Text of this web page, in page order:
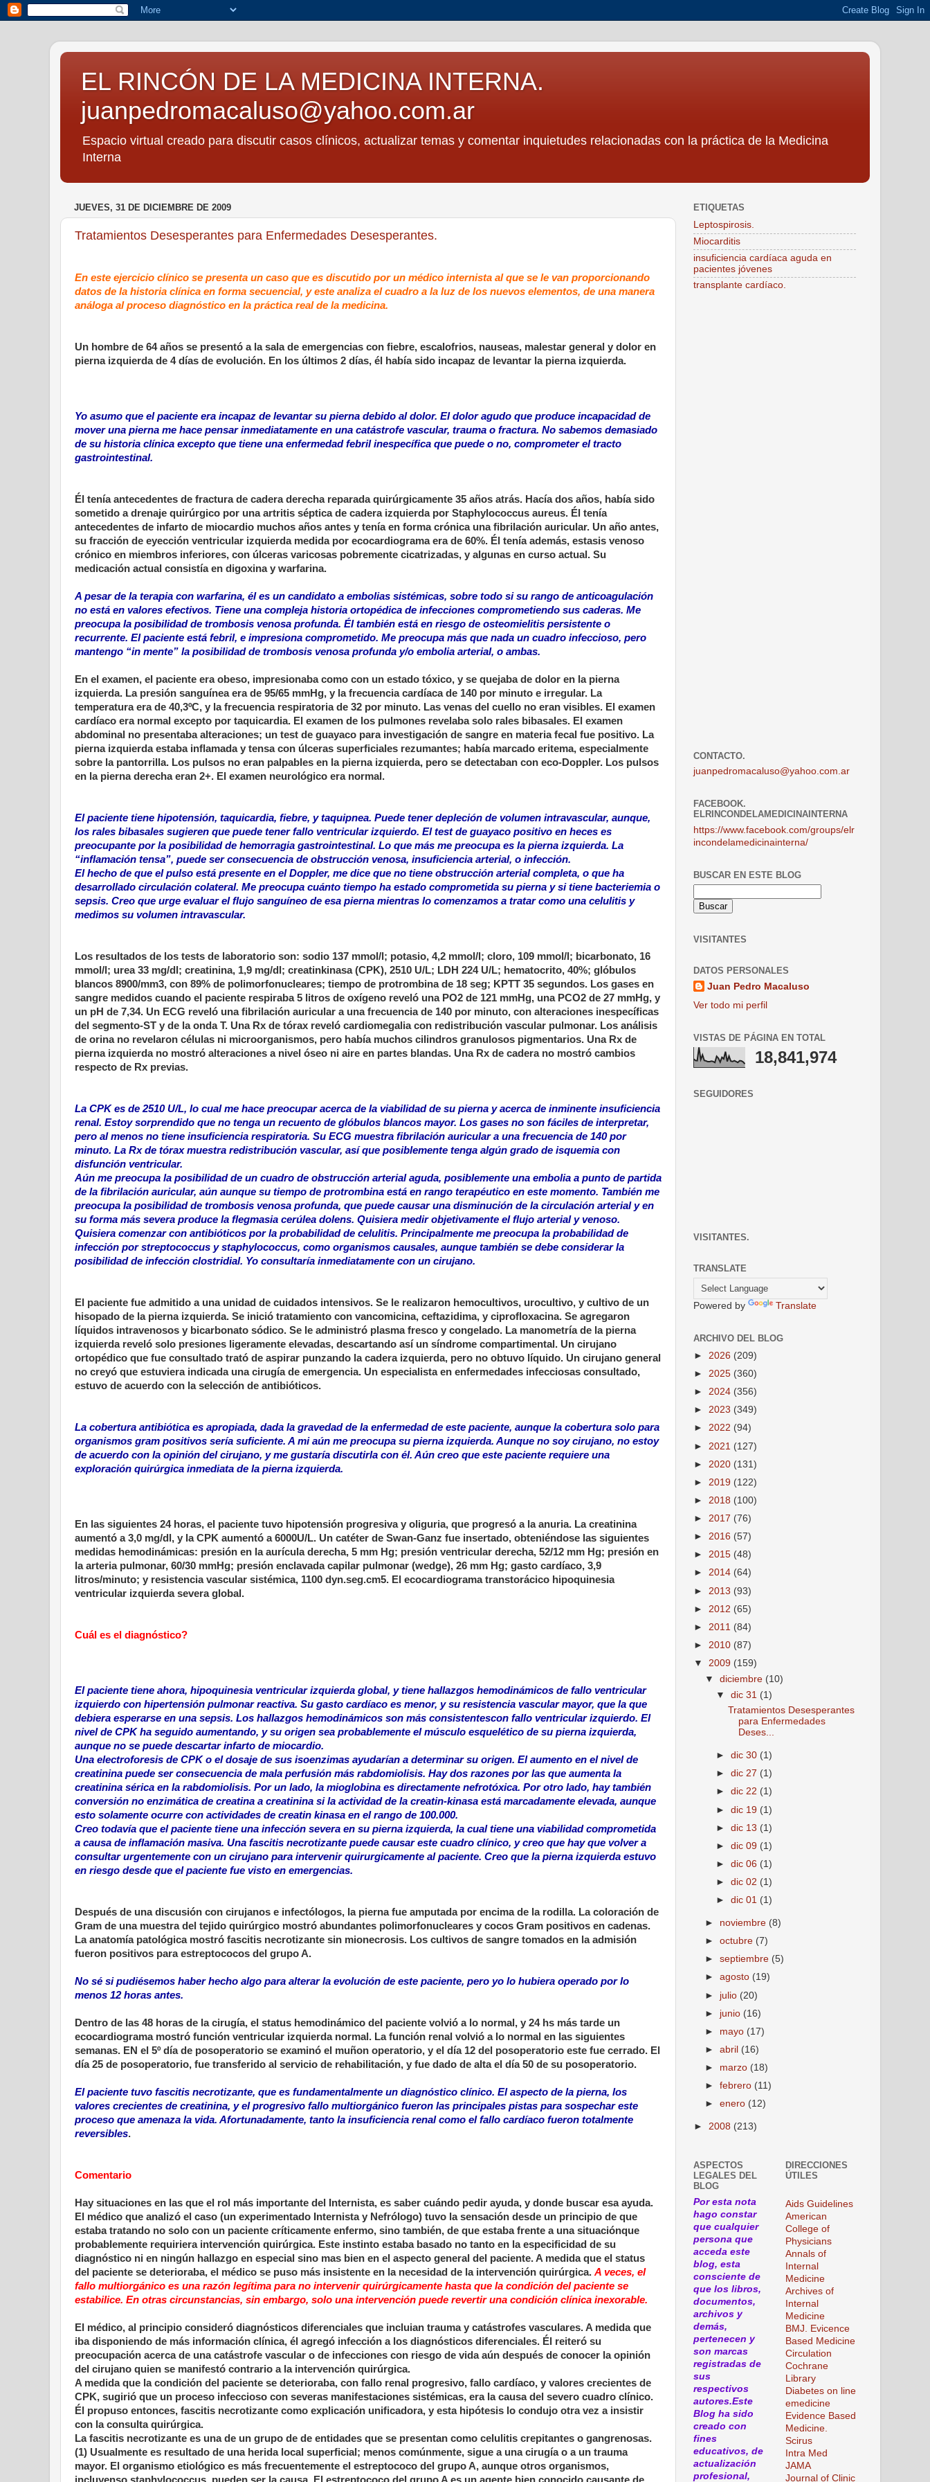
EL RINCÓN DE LA MEDICINA INTERNA.
juanpedromacaluso@yahoo.com.ar
Espacio virtual creado para discutir casos clínicos, actualizar temas y comentar inquietudes relacionadas con la práctica de la Medicina
Interna
JUEVES, 31 DE DICIEMBRE DE 2009
Tratamientos Desesperantes para Enfermedades Desesperantes.
En este ejercicio clínico se presenta un caso que es discutido por un médico internista al que se le van proporcionando
datos de la historia clínica en forma secuencial, y este analiza el cuadro a la luz de los nuevos elementos, de una manera
análoga al proceso diagnóstico en la práctica real de la medicina.
Un hombre de 64 años se presentó a la sala de emergencias con fiebre, escalofrios, nauseas, malestar general y dolor en
pierna izquierda de 4 días de evolución. En los últimos 2 días, él había sido incapaz de levantar la pierna izquierda.
Yo asumo que el paciente era incapaz de levantar su pierna debido al dolor. El dolor agudo que produce incapacidad de
mover una pierna me hace pensar inmediatamente en una catástrofe vascular, trauma o fractura. No sabemos demasiado
de su historia clínica excepto que tiene una enfermedad febril inespecífica que puede o no, comprometer el tracto
gastrointestinal.
Él tenía antecedentes de fractura de cadera derecha reparada quirúrgicamente 35 años atrás. Hacía dos años, había sido
sometido a drenaje quirúrgico por una artritis séptica de cadera izquierda por Staphylococcus aureus. Él tenía
antecedentes de infarto de miocardio muchos años antes y tenía en forma crónica una fibrilación auricular. Un año antes,
su fracción de eyección ventricular izquierda medida por ecocardiograma era de 60%. Él tenía además, estasis venoso
crónico en miembros inferiores, con úlceras varicosas pobremente cicatrizadas, y algunas en curso actual. Su
medicación actual consistía en digoxina y warfarina.
A pesar de la terapia con warfarina, él es un candidato a embolias sistémicas, sobre todo si su rango de anticoagulación
no está en valores efectivos. Tiene una compleja historia ortopédica de infecciones comprometiendo sus caderas. Me
preocupa la posibilidad de trombosis venosa profunda. Él también está en riesgo de osteomielitis persistente o
recurrente. El paciente está febril, e impresiona comprometido. Me preocupa más que nada un cuadro infeccioso, pero
mantengo “in mente” la posibilidad de trombosis venosa profunda y/o embolia arterial, o ambas.
En el examen, el paciente era obeso, impresionaba como con un estado tóxico, y se quejaba de dolor en la pierna
izquierda. La presión sanguínea era de 95/65 mmHg, y la frecuencia cardíaca de 140 por minuto e irregular. La
temperatura era de 40,3ºC, y la frecuencia respiratoria de 32 por minuto. Las venas del cuello no eran visibles. El examen
cardíaco era normal excepto por taquicardia. El examen de los pulmones revelaba solo rales bibasales. El examen
abdominal no presentaba alteraciones; un test de guayaco para investigación de sangre en materia fecal fue positivo. La
pierna izquierda estaba inflamada y tensa con úlceras superficiales rezumantes; había marcado eritema, especialmente
sobre la pantorrilla. Los pulsos no eran palpables en la pierna izquierda, pero se detectaban con eco-Doppler. Los pulsos
en la pierna derecha eran 2+. El examen neurológico era normal.
El paciente tiene hipotensión, taquicardia, fiebre, y taquipnea. Puede tener depleción de volumen intravascular, aunque,
los rales bibasales sugieren que puede tener fallo ventricular izquierdo. El test de guayaco positivo en heces es
preocupante por la posibilidad de hemorragia gastrointestinal. Lo que más me preocupa es la pierna izquierda. La
“inflamación tensa”, puede ser consecuencia de obstrucción venosa, insuficiencia arterial, o infección.
El hecho de que el pulso está presente en el Doppler, me dice que no tiene obstrucción arterial completa, o que ha
desarrollado circulación colateral. Me preocupa cuánto tiempo ha estado comprometida su pierna y si tiene bacteriemia o
sepsis. Creo que urge evaluar el flujo sanguíneo de esa pierna mientras lo comenzamos a tratar como una celulitis y
medimos su volumen intravascular.
Los resultados de los tests de laboratorio son: sodio 137 mmol/l; potasio, 4,2 mmol/l; cloro, 109 mmol/l; bicarbonato, 16
mmol/l; urea 33 mg/dl; creatinina, 1,9 mg/dl; creatinkinasa (CPK), 2510 U/L; LDH 224 U/L; hematocrito, 40%; glóbulos
blancos 8900/mm3, con 89% de polimorfonucleares; tiempo de protrombina de 18 seg; KPTT 35 segundos. Los gases en
sangre medidos cuando el paciente respiraba 5 litros de oxígeno reveló una PO2 de 121 mmHg, una PCO2 de 27 mmHg, y
un pH de 7,34. Un ECG reveló una fibrilación auricular a una frecuencia de 140 por minuto, con alteraciones inespecíficas
del segmento-ST y de la onda T. Una Rx de tórax reveló cardiomegalia con redistribución vascular pulmonar. Los análisis
de orina no revelaron células ni microorganismos, pero había muchos cilindros granulosos pigmentarios. Una Rx de
pierna izquierda no mostró alteraciones a nivel óseo ni aire en partes blandas. Una Rx de cadera no mostró cambios
respecto de Rx previas.
La CPK es de 2510 U/L, lo cual me hace preocupar acerca de la viabilidad de su pierna y acerca de inminente insuficiencia
renal. Estoy sorprendido que no tenga un recuento de glóbulos blancos mayor. Los gases no son fáciles de interpretar,
pero al menos no tiene insuficiencia respiratoria. Su ECG muestra fibrilación auricular a una frecuencia de 140 por
minuto. La Rx de tórax muestra redistribución vascular, así que posiblemente tenga algún grado de isquemia con
disfunción ventricular.
Aún me preocupa la posibilidad de un cuadro de obstrucción arterial aguda, posiblemente una embolia a punto de partida
de la fibrilación auricular, aún aunque su tiempo de protrombina está en rango terapéutico en este momento. También me
preocupa la posibilidad de trombosis venosa profunda, que puede causar una disminución de la circulación arterial y en
su forma más severa produce la flegmasia cerúlea dolens. Quisiera medir objetivamente el flujo arterial y venoso.
Quisiera comenzar con antibióticos por la probabilidad de celulitis. Principalmente me preocupa la probabilidad de
infección por streptococcus y staphylococcus, como organismos causales, aunque también se debe considerar la
posibilidad de infección clostridial. Yo consultaría inmediatamente con un cirujano.
El paciente fue admitido a una unidad de cuidados intensivos. Se le realizaron hemocultivos, urocultivo, y cultivo de un
hisopado de la pierna izquierda. Se inició tratamiento con vancomicina, ceftazidima, y ciprofloxacina. Se agregaron
líquidos intravenosos y bicarbonato sódico. Se le administró plasma fresco y congelado. La manometría de la pierna
izquierda reveló solo presiones ligeramente elevadas, descartando así un síndrome compartimental. Un cirujano
ortopédico que fue consultado trató de aspirar punzando la cadera izquierda, pero no obtuvo líquido. Un cirujano general
no creyó que estuviera indicada una cirugía de emergencia. Un especialista en enfermedades infecciosas consultado,
estuvo de acuerdo con la selección de antibióticos.
La cobertura antibiótica es apropiada, dada la gravedad de la enfermedad de este paciente, aunque la cobertura solo para
organismos gram positivos sería suficiente. A mi aún me preocupa su pierna izquierda. Aunque no soy cirujano, no estoy
de acuerdo con la opinión del cirujano, y me gustaría discutirla con él. Aún creo que este paciente requiere una
exploración quirúrgica inmediata de la pierna izquierda.
En las siguientes 24 horas, el paciente tuvo hipotensión progresiva y oliguria, que progresó a la anuria. La creatinina
aumentó a 3,0 mg/dl, y la CPK aumentó a 6000U/L. Un catéter de Swan-Ganz fue insertado, obteniéndose las siguientes
medidas hemodinámicas: presión en la aurícula derecha, 5 mm Hg; presión ventricular derecha, 52/12 mm Hg; presión en
la arteria pulmonar, 60/30 mmHg; presión enclavada capilar pulmonar (wedge), 26 mm Hg; gasto cardíaco, 3,9
litros/minuto; y resistencia vascular sistémica, 1100 dyn.seg.cm5. El ecocardiograma transtorácico hipoquinesia
ventricular izquierda severa global.
Cuál es el diagnóstico?
El paciente tiene ahora, hipoquinesia ventricular izquierda global, y tiene hallazgos hemodinámicos de fallo ventricular
izquierdo con hipertensión pulmonar reactiva. Su gasto cardíaco es menor, y su resistencia vascular mayor, que la que
debiera esperarse en una sepsis. Los hallazgos hemodinámicos son más consistentescon fallo ventricular izquierdo. El
nivel de CPK ha seguido aumentando, y su origen sea probablemente el músculo esquelético de su pierna izquierda,
aunque no se puede descartar infarto de miocardio.
Una electroforesis de CPK o el dosaje de sus isoenzimas ayudarían a determinar su origen. El aumento en el nivel de
creatinina puede ser consecuencia de mala perfusión más rabdomiolisis. Hay dos razones por las que aumenta la
creatinina sérica en la rabdomiolisis. Por un lado, la mioglobina es directamente nefrotóxica. Por otro lado, hay también
conversión no enzimática de creatina a creatinina si la actividad de la creatin-kinasa está marcadamente elevada, aunque
esto solamente ocurre con actividades de creatin kinasa en el rango de 100.000.
Creo todavía que el paciente tiene una infección severa en su pierna izquierda, la cual tiene una viabilidad comprometida
a causa de inflamación masiva. Una fascitis necrotizante puede causar este cuadro clínico, y creo que hay que volver a
consultar urgentemente con un cirujano para intervenir quirurgicamente al paciente. Creo que la pierna izquierda estuvo
en riesgo desde que el paciente fue visto en emergencias.
Después de una discusión con cirujanos e infectólogos, la pierna fue amputada por encima de la rodilla. La coloración de
Gram de una muestra del tejido quirúrgico mostró abundantes polimorfonucleares y cocos Gram positivos en cadenas.
La anatomía patológica mostró fascitis necrotizante sin mionecrosis. Los cultivos de sangre tomados en la admisión
fueron positivos para estreptococos del grupo A.
No sé si pudiésemos haber hecho algo para alterar la evolución de este paciente, pero yo lo hubiera operado por lo
menos 12 horas antes.
Dentro de las 48 horas de la cirugía, el status hemodinámico del paciente volvió a lo normal, y 24 hs más tarde un
ecocardiograma mostró función ventricular izquierda normal. La función renal volvió a lo normal en las siguientes
semanas. EN el 5º día de posoperatorio se examinó el muñon operatorio, y el día 12 del posoperatorio este fue cerrado. El
día 25 de posoperatorio, fue transferido al servicio de rehabilitación, y fue dado de alta el día 50 de su posoperatorio.
El paciente tuvo fascitis necrotizante, que es fundamentalmente un diagnóstico clínico. El aspecto de la pierna, los
valores crecientes de creatinina, y el progresivo fallo multiorgánico fueron las principales pistas para sospechar este
proceso que amenaza la vida. Afortunadamente, tanto la insuficiencia renal como el fallo cardíaco fueron totalmente
reversibles.
Comentario
Hay situaciones en las que el rol más importante del Internista, es saber cuándo pedir ayuda, y donde buscar esa ayuda.
El médico que analizó el caso (un experimentado Internista y Nefrólogo) tuvo la sensación desde un principio de que
estaba tratando no solo con un paciente críticamente enfermo, sino también, de que estaba frente a una situaciónque
probablemente requiriera intervención quirúrgica. Este instinto estaba basado no tanto en la especificidad de su
diagnóstico ni en ningún hallazgo en especial sino mas bien en el aspecto general del paciente. A medida que el status
del paciente se deterioraba, el médico se puso más insistente en la necesidad de la intervención quirúrgica. A veces, el
fallo multiorgánico es una razón legítima para no intervenir quirúrgicamente hasta que la condición del paciente se
estabilice. En otras circunstancias, sin embargo, solo una intervención puede revertir una condición clínica inexorable.
El médico, al principio consideró diagnósticos diferenciales que incluian trauma y catástrofes vasculares. A medida que
iba disponiendo de más información clínica, él agregó infección a los diagnósticos diferenciales. Él reiteró su
preocupación acerca de una catástrofe vascular o de infecciones con riesgo de vida aún después de conocer la opinión
del cirujano quien se manifestó contrario a la intervención quirúrgica.
A medida que la condición del paciente se deterioraba, con fallo renal progresivo, fallo cardíaco, y valores crecientes de
CPK, sugirió que un proceso infeccioso con severas manifestaciones sistémicas, era la causa del severo cuadro clínico.
Él propuso entonces, fascitis necrotizante como explicación unificadora, y esta hipótesis lo condujo otra vez a insistir
con la consulta quirúrgica.
La fascitis necrotizante es una de un grupo de de entidades que se presentan como celulitis crepitantes o gangrenosas.
(1) Usualmente es resultado de una herida local superficial; menos comúnmente, sigue a una cirugía o a un trauma
mayor. El organismo etiológico es más frecuentemente el estreptococo del grupo A, aunque otros organismos,
ETIQUETAS
Leptospirosis.
Miocarditis
insuficiencia cardíaca aguda en
pacientes jóvenes
transplante cardíaco.
CONTACTO.
juanpedromacaluso@yahoo.com.ar
FACEBOOK.
ELRINCONDELAMEDICINAINTERNA
https://www.facebook.com/groups/elr
incondelamedicinainterna/
BUSCAR EN ESTE BLOG
VISITANTES
DATOS PERSONALES
Juan Pedro Macaluso
Ver todo mi perfil
VISTAS DE PÁGINA EN TOTAL
18,841,974
SEGUIDORES
VISITANTES.
TRANSLATE
Powered by Translate
ARCHIVO DEL BLOG
► 2026 (209)
► 2025 (360)
► 2024 (356)
► 2023 (349)
► 2022 (94)
► 2021 (127)
► 2020 (131)
► 2019 (122)
► 2018 (100)
► 2017 (76)
► 2016 (57)
► 2015 (48)
► 2014 (64)
► 2013 (93)
► 2012 (65)
► 2011 (84)
► 2010 (87)
▼ 2009 (159)
▼diciembre (10)
▼dic 31 (1)
Tratamientos Desesperantes
para Enfermedades
Deses...
►dic 30 (1)
►dic 27 (1)
►dic 22 (1)
►dic 19 (1)
►dic 13 (1)
►dic 09 (1)
►dic 06 (1)
►dic 02 (1)
►dic 01 (1)
► noviembre (8)
►octubre (7)
►septiembre (5)
►agosto (19)
► julio (20)
► junio (16)
► mayo (17)
►abril (16)
► marzo (18)
►febrero (11)
►enero (12)
► 2008 (213)
ASPECTOS
LEGALES DEL
BLOG
Por esta nota
hago constar
que cualquier
persona que
acceda este
blog, esta
consciente de
que los libros,
documentos,
archivos y
demás,
pertenecen y
son marcas
registradas de
sus
respectivos
autores.Este
Blog ha sido
creado con
fines
educativos, de
actualización
profesional,
DIRECCIONES
ÚTILES
Aids Guidelines
American
College of
Physicians
Annals of
Internal
Medicine
Archives of
Internal
Medicine
BMJ. Evicence
Based Medicine
Circulation
Cochrane
Library
Diabetes on line
emedicine
Evidence Based
Medicine.
Scirus
Intra Med
JAMA
Journal of Clinic